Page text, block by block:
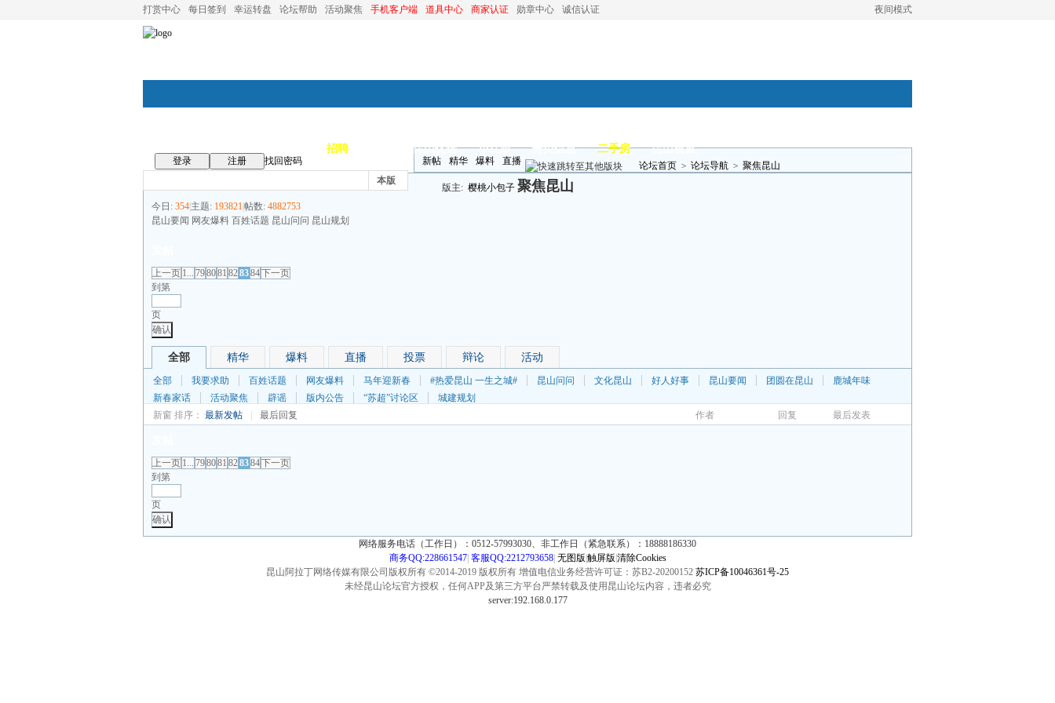
夜间模式
打赏中心 每日签到 幸运转盘 论坛帮助 活动聚焦 手机客户端 道具中心 商家认证 勋章中心 诚信认证
招聘 昆山优选 小红娘 分类信息 二手房 昆山视窗
登录 注册
找回密码
本版
新帖 精华 爆料 直播 论坛首页 > 论坛导航 > 聚焦昆山
版主: 樱桃小包子 聚焦昆山
今日: 354 主题: 193821帖数: 4882753
昆山要闻 网友爆料 百姓话题 昆山问问 昆山规划
上一页 1... 798081 828384下一页
到第
页
确认
全部 精华 爆料 直播 投票 辩论 活动
全部 我要求助 百姓话题 网友爆料 马年迎新春 #热爱昆山 一生之城# 昆山问问 文化昆山 好人好事 昆山要闻 团圆在昆山
鹿城年味
新春家话
活动聚焦 辟谣 版内公告 “苏超”讨论区
城建规划
新窗 排序： 最新发帖 最后回复 作者 回复 最后发表
上一页 1... 798081 828384下一页
到第
页
确认
网络服务电话（工作日）：0512-57993030、非工作日（紧急联系）：18888186330
商务QQ:228661547| 客服QQ:2212793658| 无图版 触屏版 清除Cookies
昆山阿拉丁网络传媒有限公司版权所有 ©2014-2019 版权所有 增值电信业务经营许可证：苏B2-20200152 苏ICP备10046361号-25
未经昆山论坛官方授权，任何APP及第三方平台严禁转载及使用昆山论坛内容，违者必究
server:192.168.0.177